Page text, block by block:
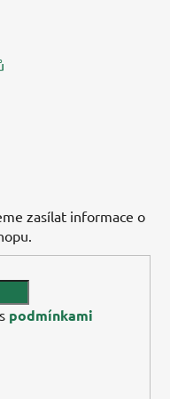
zasílat informace o
podmínkami